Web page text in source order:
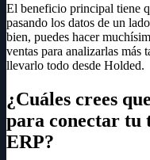
El beneficio principal tiene
pasando los datos de un
bien, puedes hacer
ventas para analizarlas más
llevarlo todo desde Holded.
¿Cuáles crees
para conectar tu
ERP?